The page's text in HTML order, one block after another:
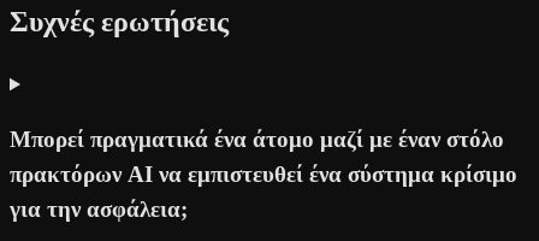
Συχνές ερωτήσεις
Μπορεί πραγματικά ένα άτομο μαζί με έναν στόλο
πρακτόρων AI να εμπιστευθεί ένα σύστημα κρίσιμο
για την ασφάλεια;